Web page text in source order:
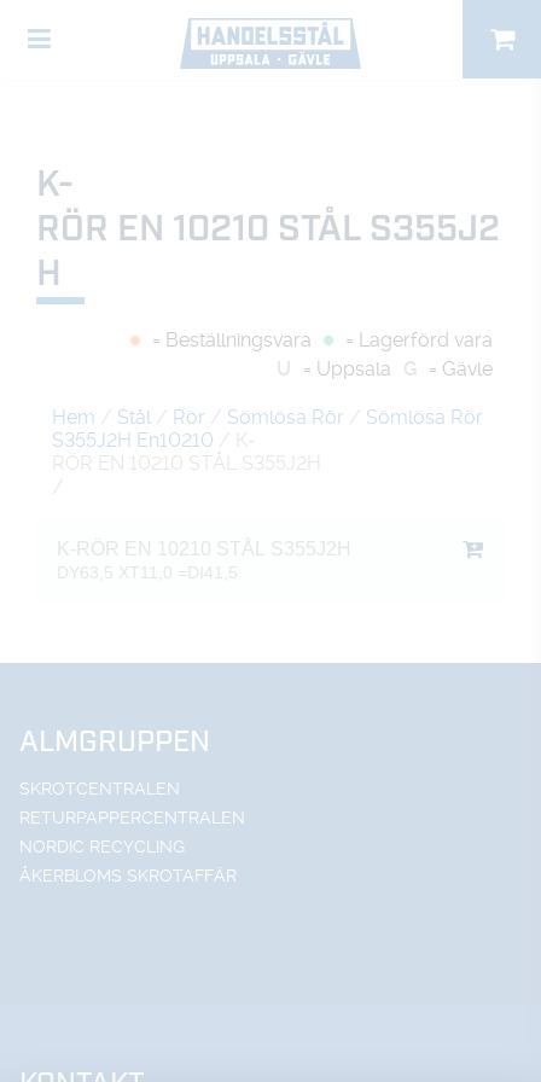
K-
RÖR EN 10210 STÅL S355J2
H
= Beställningsvara
= Lagerförd vara
U
= Uppsala G = Gävle
Hem / Stål / Rör / Sömlösa Rör / Sömlösa Rör
S355J2H En10210 / K-
RÖR EN 10210 STÅL S355J2H
/
K-RÖR EN 10210 STÅL S355J2H
DY63,5 XT11,0 =DI41,5
ALMGRUPPEN
SKROTCENTRALEN
RETURPAPPERCENTRALEN
NORDIC RECYCLING
ÅKERBLOMS SKROTAFFÄR